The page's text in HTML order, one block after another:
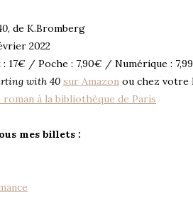
, de K.Bromberg
2022
17€ / Poche : 7,90€ / Numérique :
with 40 sur Amazon ou chez votre
à la bibliothèque de Paris
mes billets :